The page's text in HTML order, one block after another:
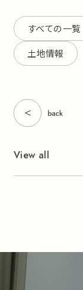
すべての一覧
土地情報
View all